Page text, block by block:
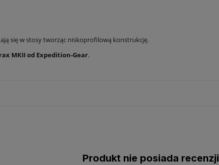
się w stosy tworząc niskoprofilową konstrukcję.
MKII od Expedition-Gear.
Produkt nie posiada recenzji